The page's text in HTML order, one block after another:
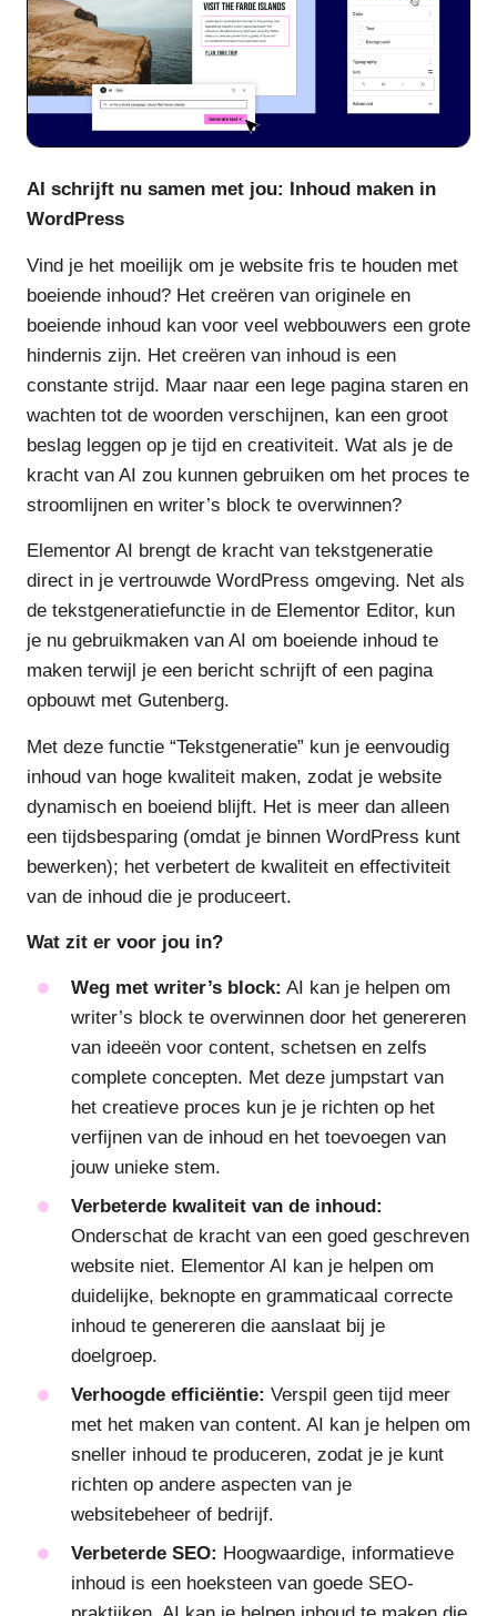
AI schrijft nu samen met jou: Inhoud maken in
WordPress
Vind je het moeilijk om je website fris te houden met
boeiende inhoud? Het creëren van originele en
boeiende inhoud kan voor veel webbouwers een grote
hindernis zijn. Het creëren van inhoud is een
constante strijd. Maar naar een lege pagina staren en
wachten tot de woorden verschijnen, kan een groot
beslag leggen op je tijd en creativiteit. Wat als je de
kracht van AI zou kunnen gebruiken om het proces te
stroomlijnen en writer’s block te overwinnen?
Elementor AI brengt de kracht van tekstgeneratie
direct in je vertrouwde WordPress omgeving. Net als
de tekstgeneratiefunctie in de Elementor Editor, kun
je nu gebruikmaken van AI om boeiende inhoud te
maken terwijl je een bericht schrijft of een pagina
opbouwt met Gutenberg.
Met deze functie “Tekstgeneratie” kun je eenvoudig
inhoud van hoge kwaliteit maken, zodat je website
dynamisch en boeiend blijft. Het is meer dan alleen
een tijdsbesparing (omdat je binnen WordPress kunt
bewerken); het verbetert de kwaliteit en effectiviteit
van de inhoud die je produceert.
Wat zit er voor jou in?
Weg met writer’s block: AI kan je helpen om
writer’s block te overwinnen door het genereren
van ideeën voor content, schetsen en zelfs
complete concepten. Met deze jumpstart van
het creatieve proces kun je je richten op het
verfijnen van de inhoud en het toevoegen van
jouw unieke stem.
Verbeterde kwaliteit van de inhoud:
Onderschat de kracht van een goed geschreven
website niet. Elementor AI kan je helpen om
duidelijke, beknopte en grammaticaal correcte
inhoud te genereren die aanslaat bij je
doelgroep.
Verhoogde efficiëntie: Verspil geen tijd meer
met het maken van content. AI kan je helpen om
sneller inhoud te produceren, zodat je je kunt
richten op andere aspecten van je
websitebeheer of bedrijf.
Verbeterde SEO: Hoogwaardige, informatieve
inhoud is een hoeksteen van goede SEO-